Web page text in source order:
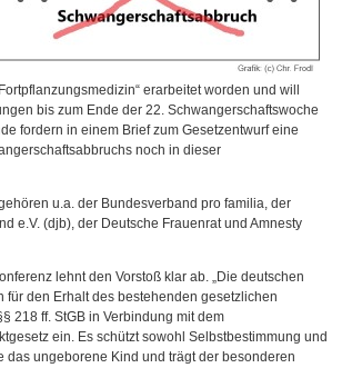
erarbeitet worden und will
bis zum Ende der 22. Schwangerschaftswoche
fordern in einem Brief zum Gesetzentwurf eine
noch in dieser
u.a. der Bundesverband pro familia, der
e.V. (djb), der Deutsche Frauenrat und Amnesty
lehnt den Vorstoß klar ab. „Die deutschen
für den Erhalt des bestehenden gesetzlichen
218 ff. StGB in Verbindung mit dem
ein. Es schützt sowohl Selbstbestimmung und
das ungeborene Kind und trägt der besonderen